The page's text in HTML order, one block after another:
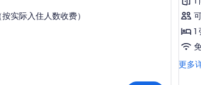
片
息
实际入住人数收费）
的
所
有
照
1
更多
双